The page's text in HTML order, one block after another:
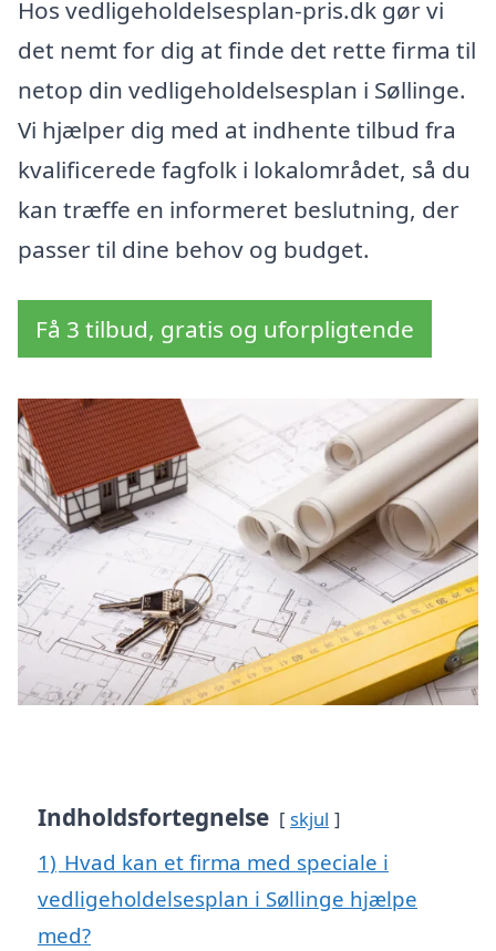
Hos vedligeholdelsesplan-pris.dk gør vi
det nemt for dig at finde det rette firma til
netop din vedligeholdelsesplan i Søllinge.
Vi hjælper dig med at indhente tilbud fra
kvalificerede fagfolk i lokalområdet, så du
kan træffe en informeret beslutning, der
passer til dine behov og budget.
Få 3 tilbud, gratis og uforpligtende
Indholdsfortegnelse skjul
1) Hvad kan et firma med speciale i
vedligeholdelsesplan i Søllinge hjælpe
med?